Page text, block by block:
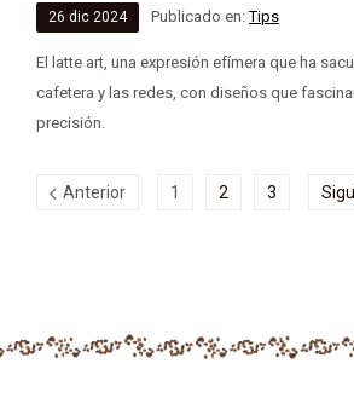
26 dic 2024 Publicado en:Tips
El latte art, una expresión efímera que ha
cafetera y las redes, con diseños que
precisión.
Anterior 1 2 3